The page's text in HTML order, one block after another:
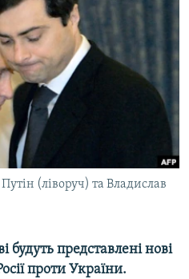
(ліворуч) та Владислав
будуть представлені нові
проти України.